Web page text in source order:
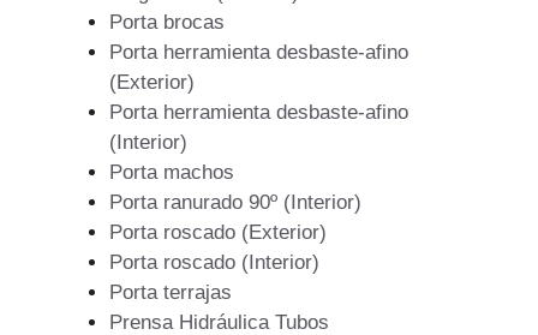
Porta brocas
Porta herramienta desbaste-afino
(Exterior)
Porta herramienta desbaste-afino
(Interior)
Porta machos
Porta ranurado 90º (Interior)
Porta roscado (Exterior)
Porta roscado (Interior)
Porta terrajas
Prensa Hidráulica Tubos